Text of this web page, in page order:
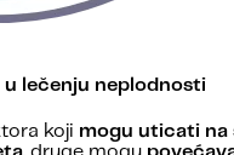
lečenju neplodnosti
koji mogu uticati na